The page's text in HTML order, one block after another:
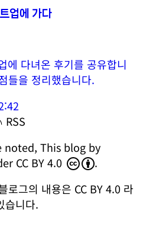
업에 가다
다녀온 후기를 공유합니
들을 정리했습니다.
RSS
noted, This blog by
CC BY 4.0
.
로그의 내용은 CC BY 4.0 라
습니다.